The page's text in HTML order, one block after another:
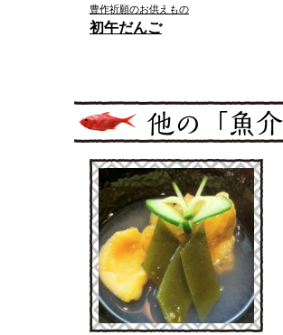
豊作祈願のお供えもの
初午だんご